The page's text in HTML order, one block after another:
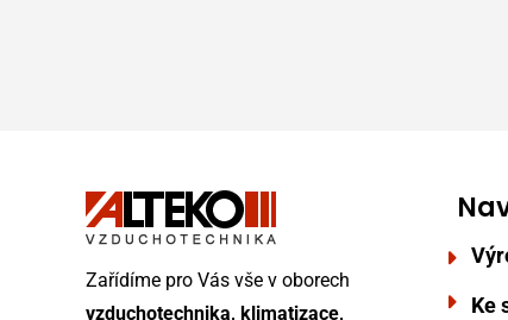
Zařídíme pro Vás vše v oborech
vzduchotechnika, klimatizace,
Ke